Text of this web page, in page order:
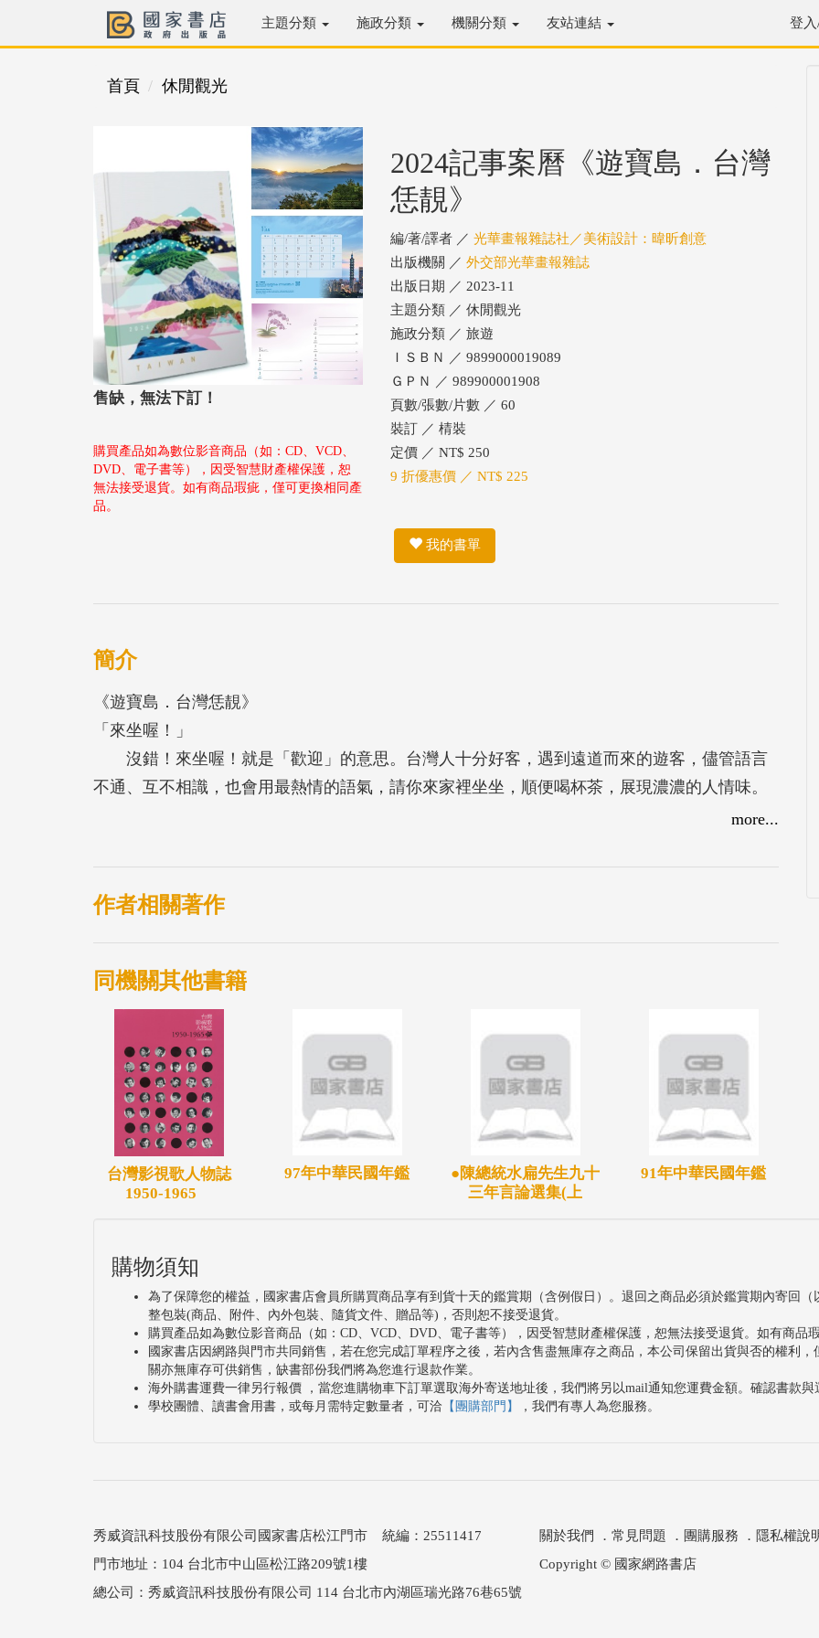
主題分類 施政分類 機關分類 友站連結 登
首頁 休閒觀光
售缺，無法下訂！
購買產品如為數位影音商品（如：CD、VCD、
DVD、電子書等），因受智慧財產權保護，恕
無法接受退貨。如有商品瑕疵，僅可更換相同產
品。
2024記事案曆《遊寶島．台灣
恁靚》
編/著/譯者 ／ 光華畫報雜誌社／美術設計：暐昕創意
出版機關 ／ 外交部光華畫報雜誌
出版日期 ／ 2023-11
主題分類 ／ 休閒觀光
施政分類 ／ 旅遊
ＩＳＢＮ ／ 9899000019089
ＧＰＮ ／ 989900001908
頁數/張數/片數 ／ 60
裝訂 ／ 棈裝
定價 ／ NT$ 250
9 折優惠價 ／ NT$ 225
我的書單
簡介
《遊寶島．台灣恁靚》
「來坐喔！」
沒錯！來坐喔！就是「歡迎」的意思。台灣人十分好客，遇到遠道而來的遊客，儘管語言
不通、互不相識，也會用最熱情的語氣，請你來家裡坐坐，順便喝杯茶，展現濃濃的人情味。
台灣連續數年都是國際旅外人士居住的首選。台灣人的友善好客、公民素質，寶島的美麗風
際旅人盡情探索。
另外，別忘了台灣自然珍貴的地理環境，三分之二的蔥鬱森林覆蓋全島，3.6 萬平方公里涵蓋了
人氣餐飲，以及令人垂涎、從產地到餐桌生猛新鮮的精緻美食。2024，我們熱情邀請您來一趟
這個友善的國家！「遊寶島•台灣恁靚」來坐喔！
more...
作者相關著作
同機關其他書籍
台灣影視歌人物誌
1950-1965
97年中華民國年鑑
●陳總統水扁先生九十
三年言論選集(上
91年中華民國年鑑
購物須知
為了保障您的權益，國家書店會員所購買商品享有到貨十天的鑑賞期（含例假日）。退回之商品必須於鑑賞期內寄回
整包裝(商品、附件、內外包裝、隨貨文件、贈品等)，否則恕不接受退貨。
購買產品如為數位影音商品（如：CD、VCD、DVD、電子書等），因受智慧財產權保護，恕無法接受退貨。如有商品
國家書店因網路與門市共同銷售，若在您完成訂單程序之後，若內含售盡無庫存之商品，本公司保留出貨與否的權利
關亦無庫存可供銷售，缺書部份我們將為您進行退款作業。
海外購書運費一律另行報價 ，當您進購物車下訂單選取海外寄送地址後，我們將另以mail通知您運費金額。確認書款
學校團體、讀書會用書，或每月需特定數量者，可洽 【團購部門】 ，我們有專人為您服務。
秀威資訊科技股份有限公司國家書店松江門市 統編：25511417
門市地址：104 台北市中山區松江路209號1樓
關於我們 ． 常見問題 ． 團購服務 ． 隱私權說
Copyright © 國家網路書店
總公司：秀威資訊科技股份有限公司 114 台北市內湖區瑞光路76巷65號